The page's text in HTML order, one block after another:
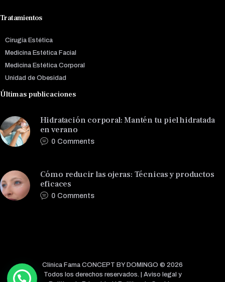
Tratamientos
Cirugía Estética
Medicina Estética Facial
Medicina Estética Corporal
Unidad de Obesidad
Últimas publicaciones
Hidratación corporal: Mantén tu piel hidratada
en verano
0 Comments
Cómo reducir las ojeras: Técnicas y productos
eficaces
0 Comments
Clínica Fama CONCEPT BY DOMINGO © 2026
Todos los derechos reservados. | Aviso legal y